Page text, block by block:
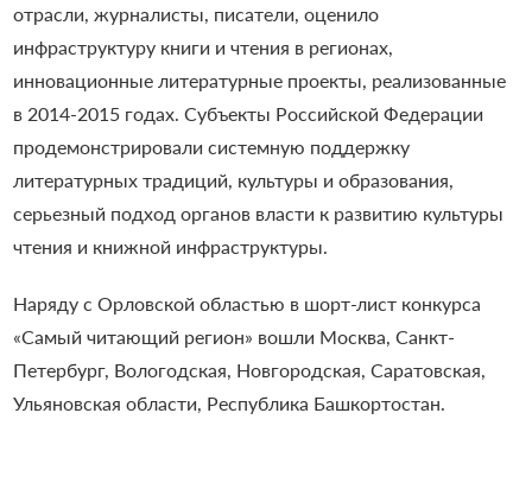
отрасли, журналисты, писатели, оценило
инфраструктуру книги и чтения в регионах,
инновационные литературные проекты, реализованные
в 2014-2015 годах. Субъекты Российской Федерации
продемонстрировали системную поддержку
литературных традиций, культуры и образования,
серьезный подход органов власти к развитию культуры
чтения и книжной инфраструктуры.
Наряду с Орловской областью в шорт-лист конкурса
«Самый читающий регион» вошли Москва, Санкт-
Петербург, Вологодская, Новгородская, Саратовская,
Ульяновская области, Республика Башкортостан.